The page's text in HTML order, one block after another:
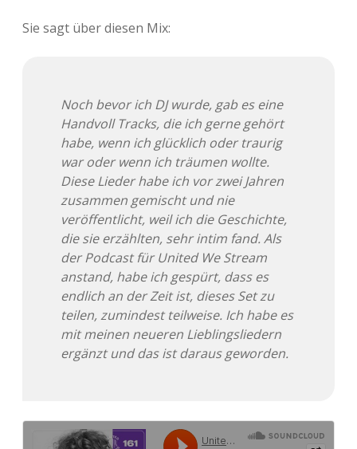
Adventskalender 2019
Adventskalender 2020
Adventskalender 2021
Adventskalender 2022
Adventskalender 2023
Adventskalender 2024
Sie sagt über diesen Mix:
Noch bevor ich DJ wurde, gab es eine
Handvoll Tracks, die ich gerne gehört
habe, wenn ich glücklich oder traurig
war oder wenn ich träumen wollte.
Diese Lieder habe ich vor zwei Jahren
zusammen gemischt und nie
veröffentlicht, weil ich die Geschichte,
die sie erzählten, sehr intim fand. Als
der Podcast für United We Stream
anstand, habe ich gespürt, dass es
endlich an der Zeit ist, dieses Set zu
teilen, zumindest teilweise. Ich habe es
mit meinen neueren Lieblingsliedern
ergänzt und das ist daraus geworden.